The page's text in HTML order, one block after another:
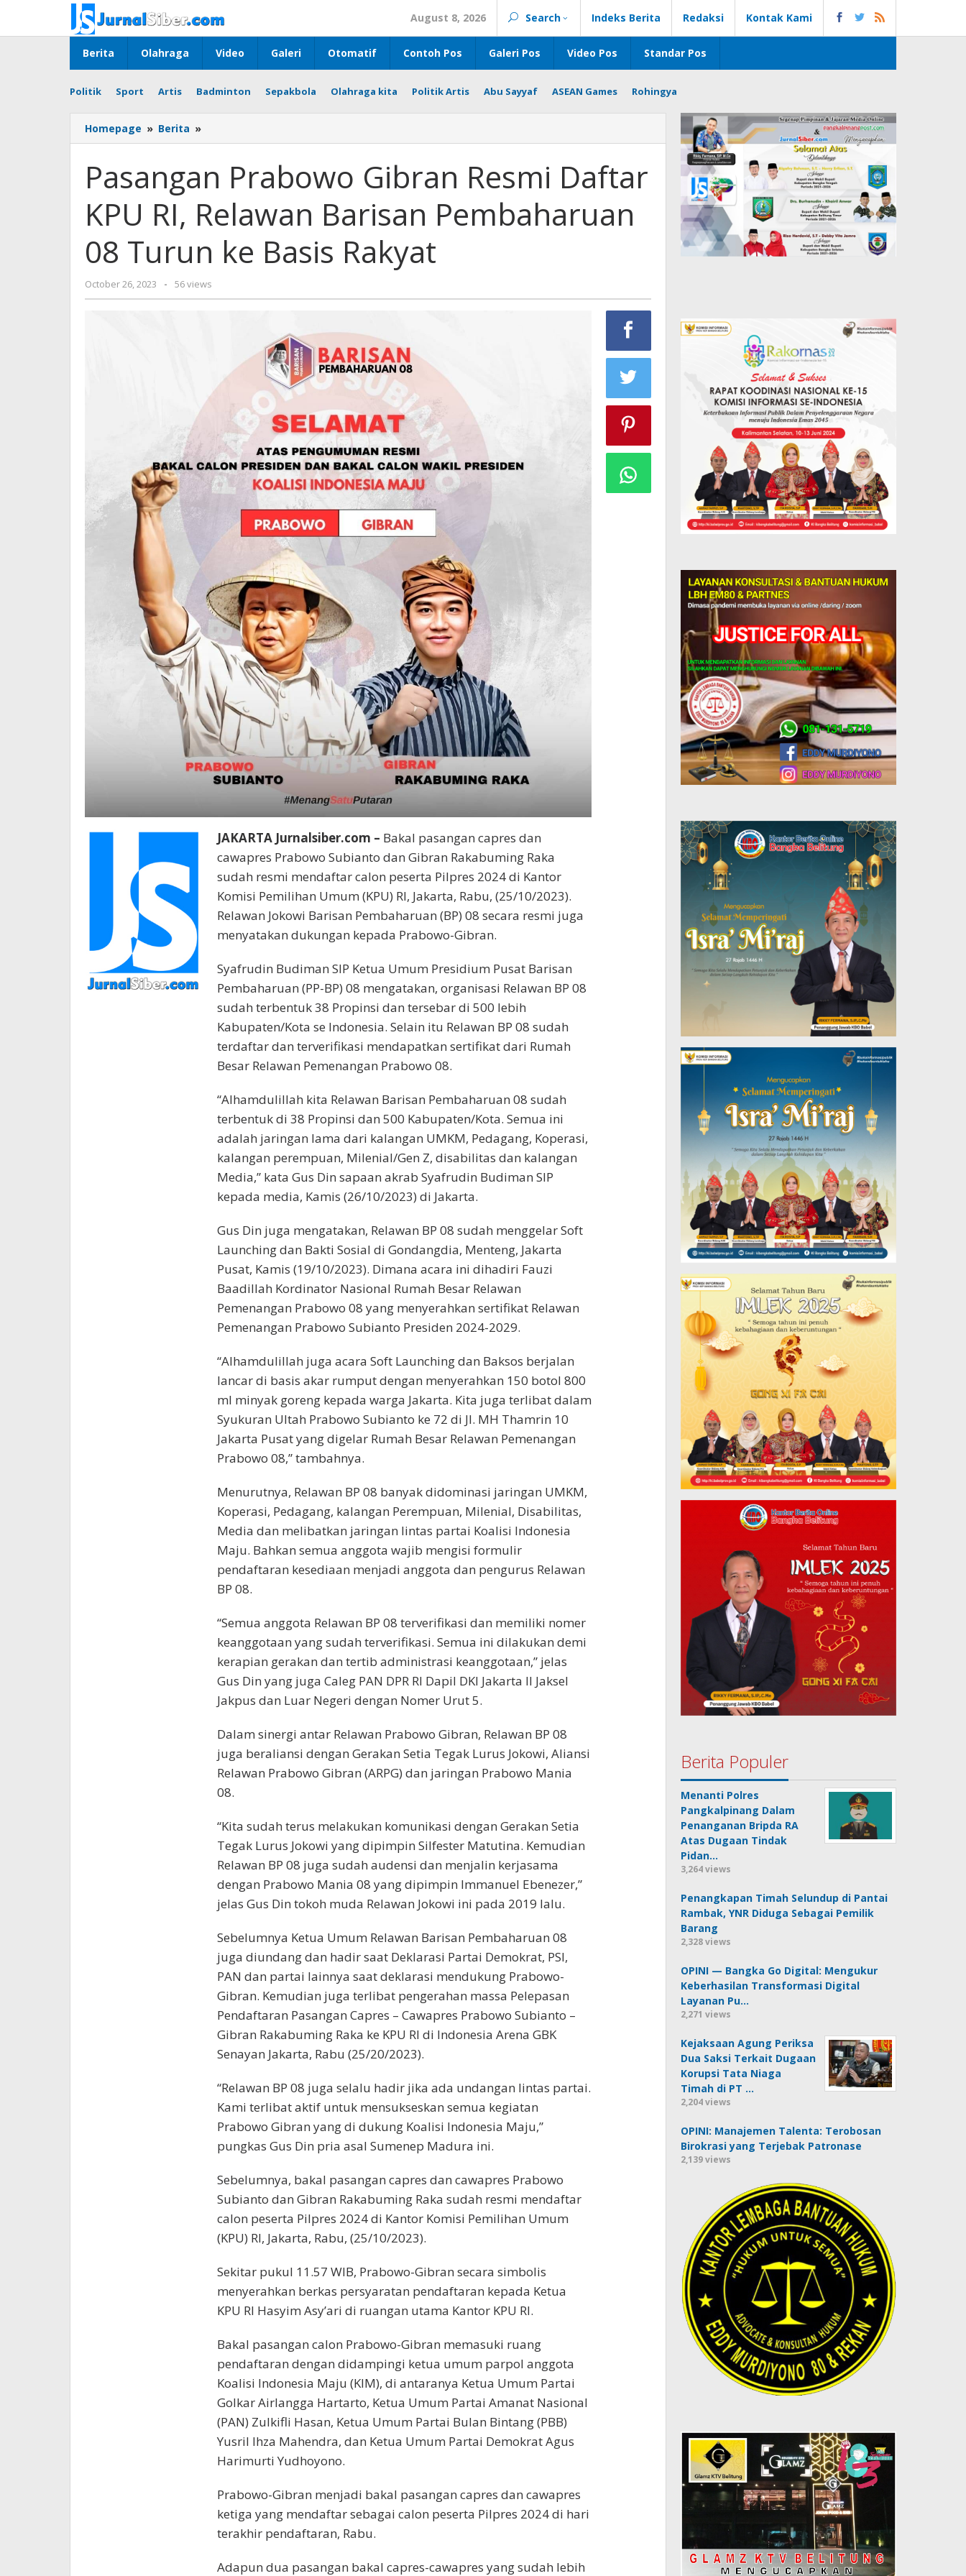
content
August 8, 2026 Search Indeks Berita Redaksi Kontak Kami
Berita Olahraga Video Galeri Otomatif Contoh Pos Galeri Pos Video Pos Standar Pos
Politik Sport Artis Badminton Sepakbola Olahraga kita Politik Artis Abu Sayyaf ASEAN Games Rohingya
Homepage » Berita »
Prabowo
Resmi
Daftar
KPU
RI,
Barisan
Pembaharuan
Pasangan Prabowo Gibran Resmi Daftar
KPU RI, Relawan Barisan Pembaharuan
08 Turun ke Basis Rakyat
October 26, 2023
by
Jurnalsiber
- 56 views
JAKARTA Jurnalsiber.com – Bakal pasangan capres dan
cawapres Prabowo Subianto dan Gibran Rakabuming Raka
sudah resmi mendaftar calon peserta Pilpres 2024 di Kantor
Komisi Pemilihan Umum (KPU) RI, Jakarta, Rabu, (25/10/2023).
Relawan Jokowi Barisan Pembaharuan (BP) 08 secara resmi juga
menyatakan dukungan kepada Prabowo-Gibran.
Syafrudin Budiman SIP Ketua Umum Presidium Pusat Barisan
Pembaharuan (PP-BP) 08 mengatakan, organisasi Relawan BP 08
sudah terbentuk 38 Propinsi dan tersebar di 500 lebih
Kabupaten/Kota se Indonesia. Selain itu Relawan BP 08 sudah
terdaftar dan terverifikasi mendapatkan sertifikat dari Rumah
Besar Relawan Pemenangan Prabowo 08.
“Alhamdulillah kita Relawan Barisan Pembaharuan 08 sudah
terbentuk di 38 Propinsi dan 500 Kabupaten/Kota. Semua ini
adalah jaringan lama dari kalangan UMKM, Pedagang, Koperasi,
kalangan perempuan, Milenial/Gen Z, disabilitas dan kalangan
Media,” kata Gus Din sapaan akrab Syafrudin Budiman SIP
kepada media, Kamis (26/10/2023) di Jakarta.
Gus Din juga mengatakan, Relawan BP 08 sudah menggelar Soft
Launching dan Bakti Sosial di Gondangdia, Menteng, Jakarta
Pusat, Kamis (19/10/2023). Dimana acara ini dihadiri Fauzi
Baadillah Kordinator Nasional Rumah Besar Relawan
Pemenangan Prabowo 08 yang menyerahkan sertifikat Relawan
Pemenangan Prabowo Subianto Presiden 2024-2029.
“Alhamdulillah juga acara Soft Launching dan Baksos berjalan
lancar di basis akar rumput dengan menyerahkan 150 botol 800
ml minyak goreng kepada warga Jakarta. Kita juga terlibat dalam
Syukuran Ultah Prabowo Subianto ke 72 di Jl. MH Thamrin 10
Jakarta Pusat yang digelar Rumah Besar Relawan Pemenangan
Prabowo 08,” tambahnya.
Menurutnya, Relawan BP 08 banyak didominasi jaringan UMKM,
Koperasi, Pedagang, kalangan Perempuan, Milenial, Disabilitas,
Media dan melibatkan jaringan lintas partai Koalisi Indonesia
Maju. Bahkan semua anggota wajib mengisi formulir
pendaftaran kesediaan menjadi anggota dan pengurus Relawan
BP 08.
“Semua anggota Relawan BP 08 terverifikasi dan memiliki nomer
keanggotaan yang sudah terverifikasi. Semua ini dilakukan demi
kerapian gerakan dan tertib administrasi keanggotaan,” jelas
Gus Din yang juga Caleg PAN DPR RI Dapil DKI Jakarta II Jaksel
Jakpus dan Luar Negeri dengan Nomer Urut 5.
Dalam sinergi antar Relawan Prabowo Gibran, Relawan BP 08
juga beraliansi dengan Gerakan Setia Tegak Lurus Jokowi, Aliansi
Relawan Prabowo Gibran (ARPG) dan jaringan Prabowo Mania
08.
“Kita sudah terus melakukan komunikasi dengan Gerakan Setia
Tegak Lurus Jokowi yang dipimpin Silfester Matutina. Kemudian
Relawan BP 08 juga sudah audensi dan menjalin kerjasama
dengan Prabowo Mania 08 yang dipimpin Immanuel Ebenezer,”
jelas Gus Din tokoh muda Relawan Jokowi ini pada 2019 lalu.
Sebelumnya Ketua Umum Relawan Barisan Pembaharuan 08
juga diundang dan hadir saat Deklarasi Partai Demokrat, PSI,
PAN dan partai lainnya saat deklarasi mendukung Prabowo-
Gibran. Kemudian juga terlibat pengerahan massa Pelepasan
Pendaftaran Pasangan Capres – Cawapres Prabowo Subianto –
Gibran Rakabuming Raka ke KPU RI di Indonesia Arena GBK
Senayan Jakarta, Rabu (25/20/2023).
“Relawan BP 08 juga selalu hadir jika ada undangan lintas partai.
Kami terlibat aktif untuk mensukseskan semua kegiatan
Prabowo Gibran yang di dukung Koalisi Indonesia Maju,”
pungkas Gus Din pria asal Sumenep Madura ini.
Sebelumnya, bakal pasangan capres dan cawapres Prabowo
Subianto dan Gibran Rakabuming Raka sudah resmi mendaftar
calon peserta Pilpres 2024 di Kantor Komisi Pemilihan Umum
(KPU) RI, Jakarta, Rabu, (25/10/2023).
Sekitar pukul 11.57 WIB, Prabowo-Gibran secara simbolis
menyerahkan berkas persyaratan pendaftaran kepada Ketua
KPU RI Hasyim Asy’ari di ruangan utama Kantor KPU RI.
Bakal pasangan calon Prabowo-Gibran memasuki ruang
pendaftaran dengan didampingi ketua umum parpol anggota
Koalisi Indonesia Maju (KIM), di antaranya Ketua Umum Partai
Golkar Airlangga Hartarto, Ketua Umum Partai Amanat Nasional
(PAN) Zulkifli Hasan, Ketua Umum Partai Bulan Bintang (PBB)
Yusril Ihza Mahendra, dan Ketua Umum Partai Demokrat Agus
Harimurti Yudhoyono.
Prabowo-Gibran menjadi bakal pasangan capres dan cawapres
ketiga yang mendaftar sebagai calon peserta Pilpres 2024 di hari
terakhir pendaftaran, Rabu.
Adapun dua pasangan bakal capres-cawapres yang sudah lebih
Berita Populer
Menanti Polres
Pangkalpinang Dalam
Penanganan Bripda RA
Atas Dugaan Tindak
Pidan…
3,264 views
Penangkapan Timah Selundup di Pantai
Rambak, YNR Diduga Sebagai Pemilik
Barang
2,328 views
OPINI — Bangka Go Digital: Mengukur
Keberhasilan Transformasi Digital
Layanan Pu…
2,271 views
Kejaksaan Agung Periksa
Dua Saksi Terkait Dugaan
Korupsi Tata Niaga
Timah di PT …
2,204 views
OPINI: Manajemen Talenta: Terobosan
Birokrasi yang Terjebak Patronase
2,139 views